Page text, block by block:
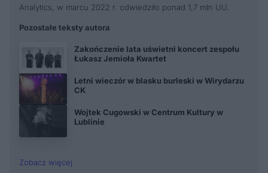
Analytics, w marcu 2022 r. odwiedziło ponad 1,7 mln UU.
Pozostałe teksty autora
Zakończenie lata uświetni koncert zespołu
Łukasz Jemioła Kwartet
Letni wieczór w blasku burleski w Wirydarzu
CK
Wojtek Cugowski w Centrum Kultury w
Lublinie
Zobacz więcej